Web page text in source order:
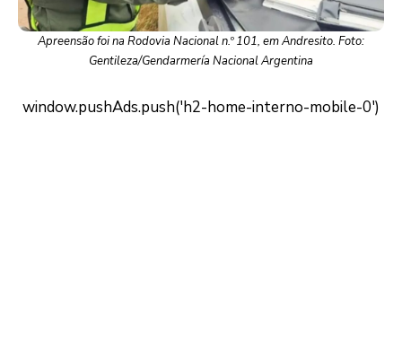
Apreensão foi na Rodovia Nacional n.º 101, em Andresito. Foto:
Gentileza/Gendarmería Nacional Argentina